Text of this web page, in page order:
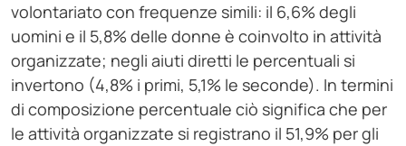
volontariato con frequenze simili: il 6,6% degli
uomini e il 5,8% delle donne è coinvolto in attività
organizzate; negli aiuti diretti le percentuali si
invertono (4,8% i primi, 5,1% le seconde). In termini
di composizione percentuale ciò significa che per
le attività organizzate si registrano il 51,9% per gli